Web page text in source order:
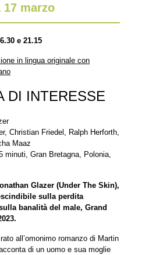
17 marzo
e 21.15
in lingua originale con
DI INTERESSE
Christian Friedel, Ralph Herforth,
Maaz
minuti, Gran Bretagna, Polonia,
Glazer (Under The Skin),
sulla perdita
banalità del male, Grand
all’omonimo romanzo di Martin
di un uomo e sua moglie